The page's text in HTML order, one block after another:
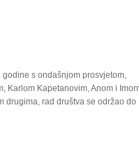
s ondašnjom prosvjetom,
Karlom Kapetanovim, Anom i
drugima, rad društva se održao do